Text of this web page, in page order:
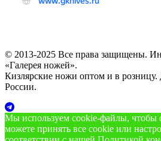
© 2013-2025 Все права защищены.
«Галерея ножей».
Кизлярские ножи оптом и в розницу.
России.
Мы используем cookie‑файлы, чтобы
можете принять все cookie или